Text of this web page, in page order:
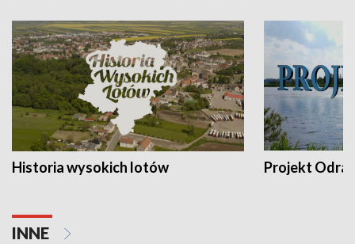
Historia wysokich lotów Projekt Odra
INNE